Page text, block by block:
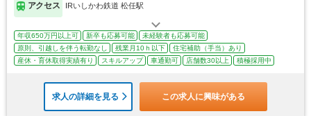
アクセス IRいしかわ鉄道 松任駅
年収650万円以上可 新卒も応募可能
未経験者も応募可能
原則、引越しを伴う転勤なし
残業月10ｈ以下
住宅補助（手当）あり
産休・育休取得実績有り
スキルアップ 車通勤可 店舗数30以上 積極採用中
求人の詳細を見る この求人に興味がある